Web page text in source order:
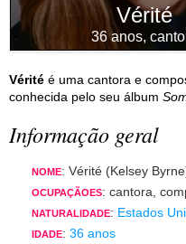
Vérité
36 anos,
Vérité é uma cantora e
conhecida pelo seu álbum
Informação geral
NOME: Vérité (Kelsey
OCUPAÇÃOES: cantora,
NATURALIDADE: Estados
IDADE: 36 anos